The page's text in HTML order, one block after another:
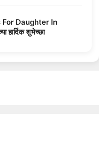
Daughter In
हार्दिक शुभेच्छा